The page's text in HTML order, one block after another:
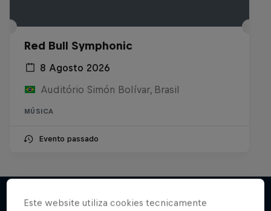
Red Bull Symphonic
8 Agosto 2026
Auditório Simón Bolívar, Brasil
MÚSICA
Evento passado
Este website utiliza cookies tecnicamente